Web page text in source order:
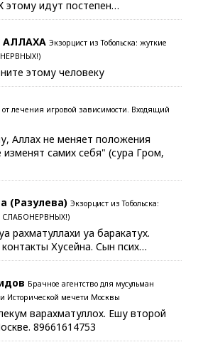
этому идут постепен…
АЛЛАХА Экзорцист из Тобольска: жуткие
этому человеку
лечения игровой зависимости. Входящий
Аллах не меняет положения
самих себя" (сура Гром,
(Разулева) Экзорцист из Тобольска:
СЛАБОНЕРВНЫХ!)
рахматуллахи уа баракатух.
Хусейна. Сын псих…
Брачное агентство для мусульман
Исторической мечети Москвы
варахматуллох. Ешу второй
89661614753